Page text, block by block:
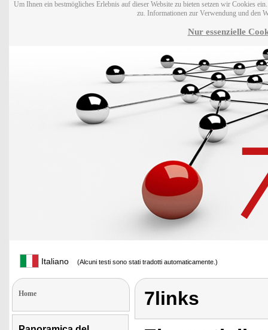
Um Ihnen ein bestmögliches Erlebnis auf dieser Website zu bieten setzen wir Cookies
zu. Informationen zur Verwendung und den
Nur essenzielle
Italiano (Alcuni testi sono stati tradotti automaticamente.)
Home 7links